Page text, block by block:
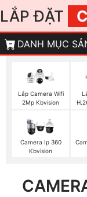
LẮP ĐẶT
DANH MỤC
Lắp Camera Wifi
2Mp Kbvision
Camera Ip 360
Kbvision